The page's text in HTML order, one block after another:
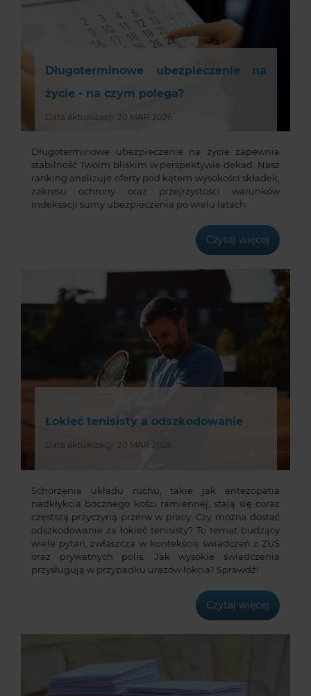
Długoterminowe ubezpieczenie na
życie - na czym polega?
Data aktualizacji: 20 MAR 2026
Długoterminowe ubezpieczenie na życie zapewnia
stabilność Twoim bliskim w perspektywie dekad. Nasz
ranking analizuje oferty pod kątem wysokości składek,
zakresu ochrony oraz przejrzystości warunków
indeksacji sumy ubezpieczenia po wielu latach.
Czytaj więcej
Łokieć tenisisty a odszkodowanie
Data aktualizacji: 20 MAR 2026
Schorzenia układu ruchu, takie jak entezopatia
nadkłykcia bocznego kości ramiennej, stają się coraz
częstszą przyczyną przerw w pracy. Czy można dostać
odszkodowanie za łokieć tenisisty? To temat budzący
wiele pytań, zwłaszcza w kontekście świadczeń z ZUS
oraz prywatnych polis. Jak wysokie świadczenia
przysługują w przypadku urazów łokcia? Sprawdź!
Czytaj więcej